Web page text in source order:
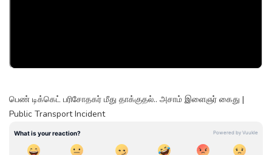
பெண் டிக்கெட் பரிசோதகர் மீது தாக்குதல்.. அசாம் இளைஞர் கைது |
Public Transport Incident